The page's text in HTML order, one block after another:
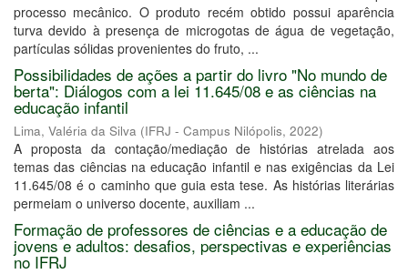
processo mecânico. O produto recém obtido possui aparência
turva devido à presença de microgotas de água de vegetação,
partículas sólidas provenientes do fruto, ...
Possibilidades de ações a partir do livro "No mundo de
berta": Diálogos com a lei 11.645/08 e as ciências na
educação infantil
Lima, Valéria da Silva (IFRJ - Campus Nilópolis, 2022)
A proposta da contação/mediação de histórias atrelada aos
temas das ciências na educação infantil e nas exigências da Lei
11.645/08 é o caminho que guia esta tese. As histórias literárias
permeiam o universo docente, auxiliam ...
Formação de professores de ciências e a educação de
jovens e adultos: desafios, perspectivas e experiências
no IFRJ